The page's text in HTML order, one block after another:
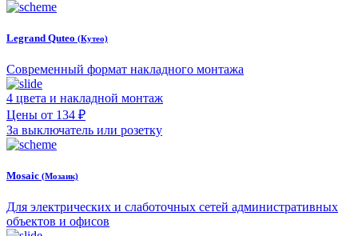
Legrand Quteo (Кутео)
Современный формат накладного монтажа
4 цвета и накладной монтаж
Цены от 134 ₽
За выключатель или розетку
Mosaic (Мозаик)
Для электрических и слаботочных сетей административных
объектов и офисов